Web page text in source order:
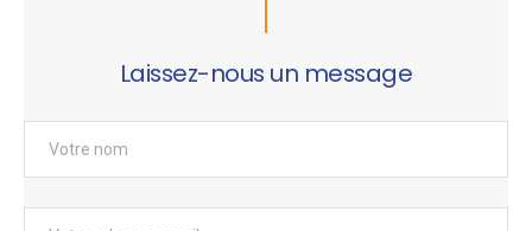
Laissez-nous un message